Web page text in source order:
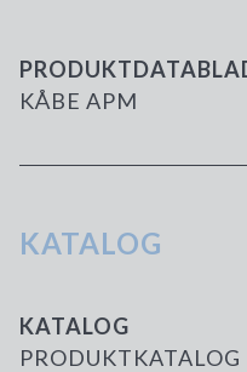
KÅBE APM
KATALOG
KATALOG
PRODUKTKATALOG